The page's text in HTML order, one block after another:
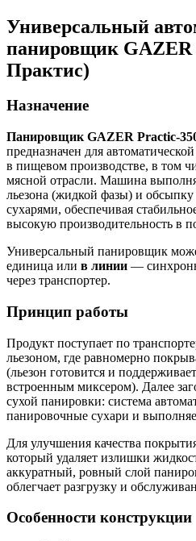
Универсальный
панировщик GAZER
Практис)
Назначение
Панировщик GAZER Practic-
предназначен для
в пищевом производстве, в том
мясной отрасли. Машина
льезона (жидкой фазы) и
сухарями, обеспечивая
высокую производительность в
Универсальный панировщик
единица или в линии —
через транспортер.
Принцип работы
Продукт поступает по
льезоном, где равномерно
(льезон готовится и
встроенным миксером). Далее
сухой панировки: система
панировочные сухари и
Для улучшения качества
который удаляет излишки
аккуратный, ровный слой
облегчает разгрузку и
Особенности конструкции